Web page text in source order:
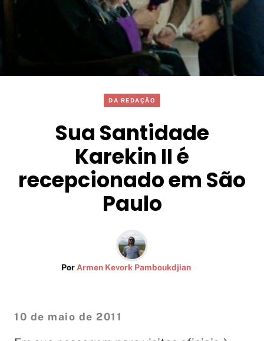
DA REDAÇÃO
Sua Santidade
Karekin II é
recepcionado em São
Paulo
Por Armen Kevork Pamboukdjian
10 de maio de 2011